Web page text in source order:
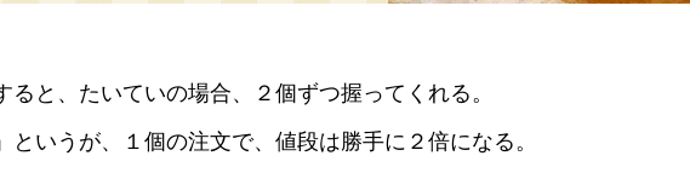
ん酢工房」
楽しく学べるパビリオ
ると、たいていの場合、２個ずつ握ってくれる。
というが、１個の注文で、値段は勝手に２倍になる。